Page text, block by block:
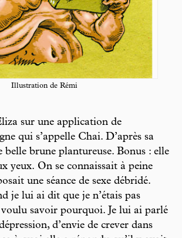
Illustration de Rémi
sur une application de
qui s’appelle Chai. D’après sa
belle brune plantureuse. Bonus : elle
yeux. On se connaissait à peine
une séance de sexe débridé.
je lui ai dit que je n’étais pas
voulu savoir pourquoi. Je lui ai parlé
d’envie de crever dans